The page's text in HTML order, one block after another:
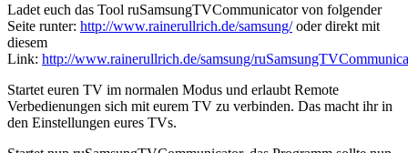
Ladet euch das Tool ruSamsungTVCommunicator von folgender
Seite runter: http://www.rainerullrich.de/samsung/oder direkt mit
diesem
Link: http://www.rainerullrich.de/samsung/
Startet euren TV im normalen Modus und erlaubt Remote
Verbedienungen sich mit eurem TV zu verbinden. Das macht ihr in
den Einstellungen eures TVs.